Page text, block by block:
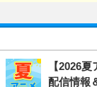
【2026
配信情報